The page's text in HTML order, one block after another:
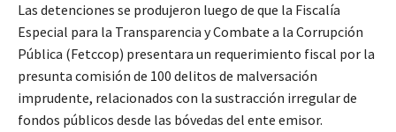
Las detenciones se produjeron luego de que la Fiscalía
Especial para la Transparencia y Combate a la Corrupción
Pública (Fetccop) presentara un requerimiento fiscal por la
presunta comisión de 100 delitos de malversación
imprudente, relacionados con la sustracción irregular de
fondos públicos desde las bóvedas del ente emisor.